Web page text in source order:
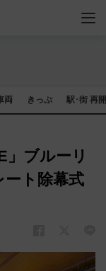
両 きっぷ 駅･街 再
」ブルーリ
ート除幕式